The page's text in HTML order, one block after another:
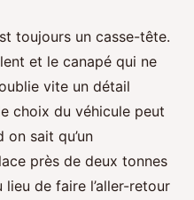
toujours un casse-tête.
et le canapé qui ne
vite un détail
choix du véhicule peut
sait qu’un
près de deux tonnes
lieu de faire l’aller-retour